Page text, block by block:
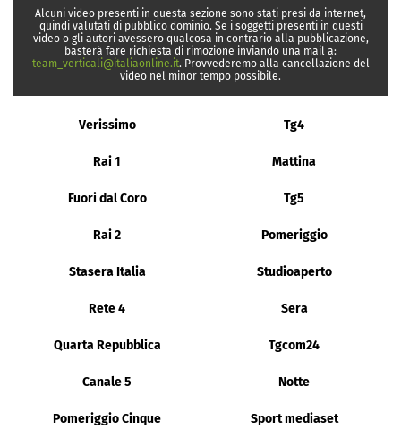
Alcuni video presenti in questa sezione sono stati presi da internet,
quindi valutati di pubblico dominio. Se i soggetti presenti in questi
video o gli autori avessero qualcosa in contrario alla pubblicazione,
basterà fare richiesta di rimozione inviando una mail a:
team_verticali@italiaonline.it. Provvederemo alla cancellazione del
video nel minor tempo possibile.
Verissimo Tg4
Rai 1 Mattina
Fuori dal Coro Tg5
Rai 2 Pomeriggio
Stasera Italia Studioaperto
Rete 4 Sera
Quarta Repubblica Tgcom24
Canale 5 Notte
Pomeriggio Cinque Sport mediaset